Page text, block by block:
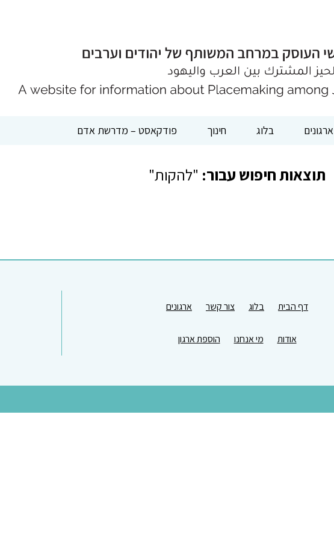
ארגונים בלוג חינוך פודקאסט – מדרשת אדם
תוצאות חיפוש עבור: "להקות"
דף הבית בלוג צור קשר ארגונים
אודות מי אנחנו הוספת ארגון